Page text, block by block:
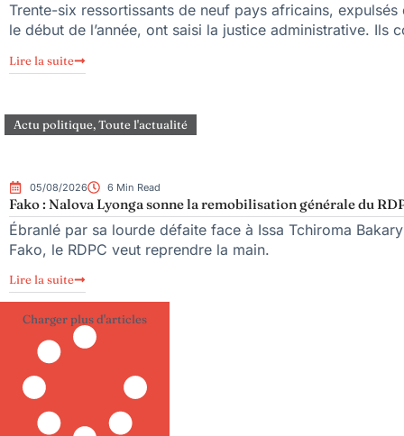
Trente-six ressortissants de neuf pays africains,
le début de l’année, ont saisi la justice administrative. Ils
Lire la suite
Actu politique,Toute l'actualité
05/08/2026 6 Min Read
Fako : Nalova Lyonga sonne la remobilisation générale du
Ébranlé par sa lourde défaite face à Issa Tchiroma
Fako, le RDPC veut reprendre la main.
Lire la suite
Charger plus d'articles